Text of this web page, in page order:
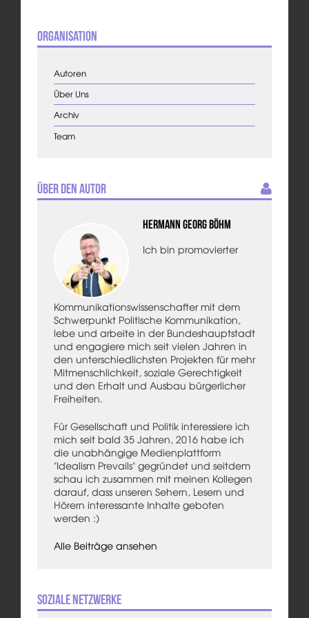
Organisation
Autoren
Über Uns
Archiv
Team
Über den Autor
Hermann Georg Böhm
Ich bin promovierter
Kommunikationswissenschafter mit dem
Schwerpunkt Politische Kommunikation,
lebe und arbeite in der Bundeshauptstadt
und engagiere mich seit vielen Jahren in
den unterschiedlichsten Projekten für mehr
Mitmenschlichkeit, soziale Gerechtigkeit
und den Erhalt und Ausbau bürgerlicher
Freiheiten.
Für Gesellschaft und Politik interessiere ich
mich seit bald 35 Jahren, 2016 habe ich
die unabhängige Medienplattform
"Idealism Prevails" gegründet und seitdem
schau ich zusammen mit meinen Kollegen
darauf, dass unseren Sehern, Lesern und
Hörern interessante Inhalte geboten
werden :)
Alle Beiträge ansehen
Soziale Netzwerke